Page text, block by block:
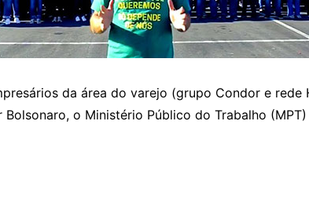
da área do varejo (grupo Condor e
Bolsonaro, o Ministério Público do Trabalho